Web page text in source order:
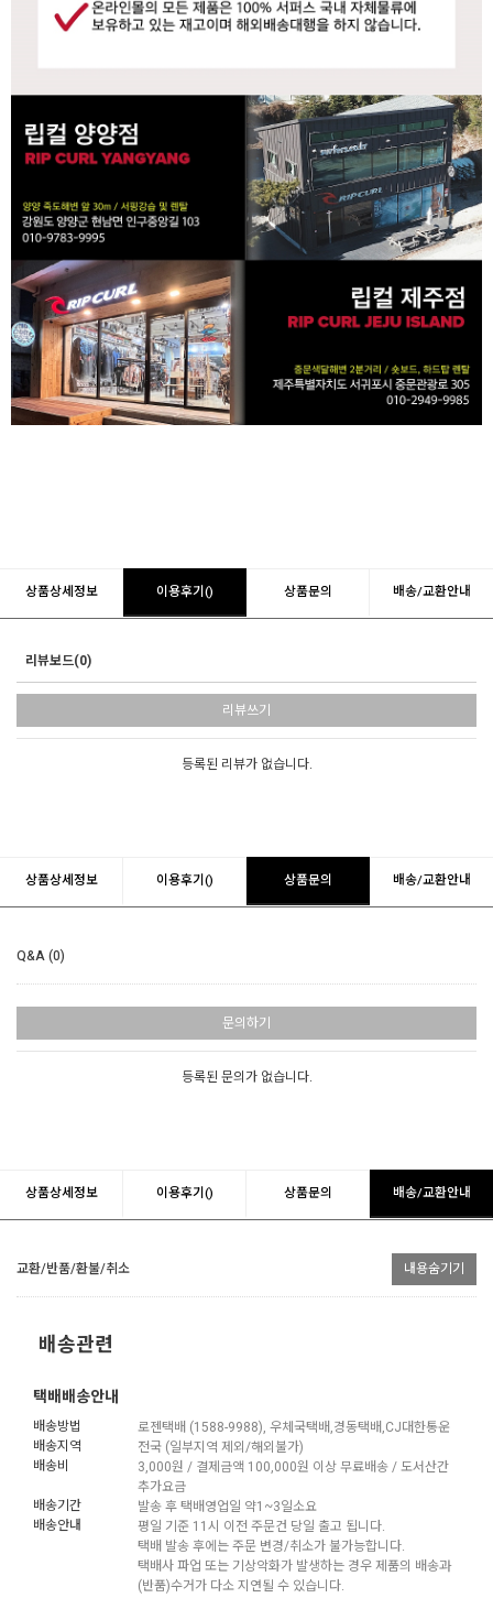
상품상세정보 이용후기() 상품문의 배송/교환안내
리뷰보드(0)
리뷰쓰기
등록된 리뷰가 없습니다.
상품상세정보 이용후기() 상품문의 배송/교환안내
Q&A (0)
문의하기
등록된 문의가 없습니다.
상품상세정보 이용후기() 상품문의 배송/교환안내
교환/반품/환불/취소 내용숨기기
배송관련
택배배송안내
배송방법
로젠택배 (1588-9988), 우체국택배,경동택배,CJ대한통운
배송지역
전국 (일부지역 제외/해외불가)
배송비
3,000원 / 결제금액 100,000원 이상 무료배송 / 도서산간
추가요금
배송기간
발송 후 택배영업일 약1~3일소요
배송안내
평일 기준 11시 이전 주문건 당일 출고 됩니다.
택배 발송 후에는 주문 변경/취소가 불가능합니다.
택배사 파업 또는 기상악화가 발생하는 경우 제품의 배송과
(반품)수거가 다소 지연될 수 있습니다.